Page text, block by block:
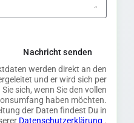
Nachricht senden
werden direkt an den
und er wird sich per
sich, wenn Sie den vollen
haben möchten.
der Daten findest Du in
Datenschutzerklärung .